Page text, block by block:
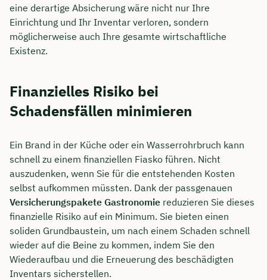
eine derartige Absicherung wäre nicht nur Ihre
Einrichtung und Ihr Inventar verloren, sondern
möglicherweise auch Ihre gesamte wirtschaftliche
Existenz.
Finanzielles Risiko bei
Schadensfällen minimieren
Ein Brand in der Küche oder ein Wasserrohrbruch kann
schnell zu einem finanziellen Fiasko führen. Nicht
auszudenken, wenn Sie für die entstehenden Kosten
selbst aufkommen müssten. Dank der passgenauen
Versicherungspakete Gastronomie reduzieren Sie dieses
finanzielle Risiko auf ein Minimum. Sie bieten einen
soliden Grundbaustein, um nach einem Schaden schnell
wieder auf die Beine zu kommen, indem Sie den
Wiederaufbau und die Erneuerung des beschädigten
Inventars sicherstellen.